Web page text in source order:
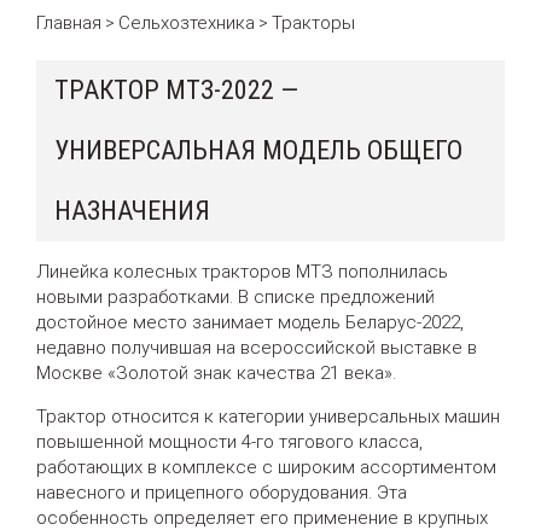
Главная > Сельхозтехника > Тракторы
ТРАКТОР МТЗ-2022 —
УНИВЕРСАЛЬНАЯ МОДЕЛЬ ОБЩЕГО
НАЗНАЧЕНИЯ
Линейка колесных тракторов МТЗ пополнилась
новыми разработками. В списке предложений
достойное место занимает модель Беларус-2022,
недавно получившая на всероссийской выставке в
Москве «Золотой знак качества 21 века».
Трактор относится к категории универсальных машин
повышенной мощности 4-го тягового класса,
работающих в комплексе с широким ассортиментом
навесного и прицепного оборудования. Эта
особенность определяет его применение в крупных